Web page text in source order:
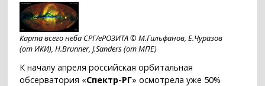
Карта всего неба СРГ/еРОЗИТА © М.Гильфанов, Е.Чуразов
(от ИКИ), H.Brunner, J.Sanders (от МПЕ)
К началу апреля российская орбитальная
обсерватория «Спектр-РГ» осмотрела уже 50%